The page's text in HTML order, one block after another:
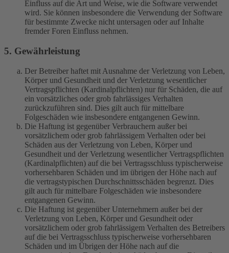
Einfluss auf die Art und Weise, wie die Software verwendet
wird. Sie können insbesondere die Verwendung der Software
für bestimmte Zwecke nicht untersagen oder auf Inhalte
fremder Foren Einfluss nehmen.
5. Gewährleistung
Der Betreiber haftet mit Ausnahme der Verletzung von Leben,
Körper und Gesundheit und der Verletzung wesentlicher
Vertragspflichten (Kardinalpflichten) nur für Schäden, die auf
ein vorsätzliches oder grob fahrlässiges Verhalten
zurückzuführen sind. Dies gilt auch für mittelbare
Folgeschäden wie insbesondere entgangenen Gewinn.
Die Haftung ist gegenüber Verbrauchern außer bei
vorsätzlichem oder grob fahrlässigem Verhalten oder bei
Schäden aus der Verletzung von Leben, Körper und
Gesundheit und der Verletzung wesentlicher Vertragspflichten
(Kardinalpflichten) auf die bei Vertragsschluss typischerweise
vorhersehbaren Schäden und im übrigen der Höhe nach auf
die vertragstypischen Durchschnittsschäden begrenzt. Dies
gilt auch für mittelbare Folgeschäden wie insbesondere
entgangenen Gewinn.
Die Haftung ist gegenüber Unternehmern außer bei der
Verletzung von Leben, Körper und Gesundheit oder
vorsätzlichem oder grob fahrlässigem Verhalten des Betreibers
auf die bei Vertragsschluss typischerweise vorhersehbaren
Schäden und im Übrigen der Höhe nach auf die